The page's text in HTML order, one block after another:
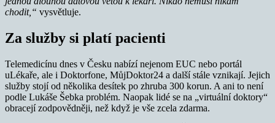
chodit,“ vysvětluje.
Za služby si platí pacienti
Telemedicínu dnes v Česku nabízí nejenom EUC nebo portál
uLékaře, ale i Doktorfone, MůjDoktor24 a další stále vznikají. Jejich
služby stojí od několika desítek po zhruba 300 korun. A ani to není
podle Lukáše Šebka problém. Naopak lidé se na „virtuální doktory“
obracejí zodpovědněji, než když je vše zcela zdarma.